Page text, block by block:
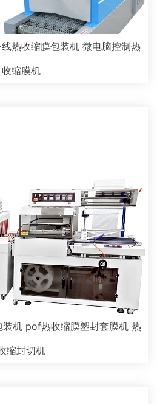
热收缩膜包装机 微电脑控制热
收缩膜机
机 pof热收缩膜塑封套膜机 热
缩封切机